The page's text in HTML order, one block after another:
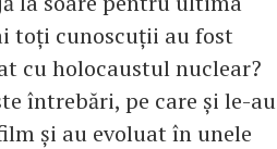
toți cunoscuții au fost
cu holocaustul nuclear?
întrebări, pe care și le-au
și au evoluat în unele